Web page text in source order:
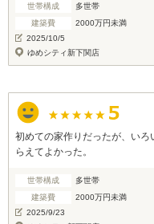
世帯構成
多世帯
建築費
2000万円未満
2025/10/5
ゆめシティ新下関店
初めての家作りだったが、い
らえてよかった。
世帯構成
多世帯
建築費
2000万円未満
2025/9/23